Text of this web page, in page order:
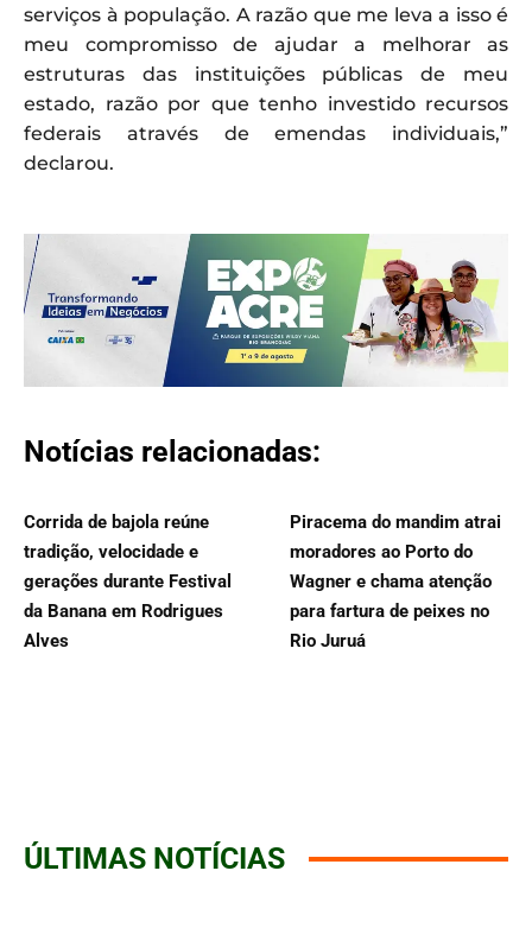
serviços à população. A razão que me leva a isso é
meu compromisso de ajudar a melhorar as
estruturas das instituições públicas de meu
estado, razão por que tenho investido recursos
federais através de emendas individuais,”
declarou.
Notícias relacionadas:
Corrida de bajola reúne
tradição, velocidade e
gerações durante Festival
da Banana em Rodrigues
Alves
Piracema do mandim atrai
moradores ao Porto do
Wagner e chama atenção
para fartura de peixes no
Rio Juruá
ÚLTIMAS NOTÍCIAS